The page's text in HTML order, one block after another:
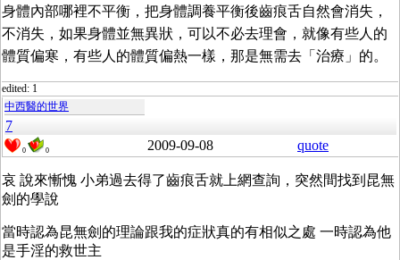
身體內部哪裡不平衡，把身體調養平衡後齒痕舌自然會消失，
不消失，如果身體並無異狀，可以不必去理會，就像有些人的
體質偏寒，有些人的體質偏熱一樣，那是無需去「治療」的。
edited: 1
中西醫的世界
7
0 0 2009-09-08 quote
哀 說來慚愧 小弟過去得了齒痕舌就上網查詢，突然間找到昆無
劍的學說
當時認為昆無劍的理論跟我的症狀真的有相似之處 一時認為他
是手淫的救世主